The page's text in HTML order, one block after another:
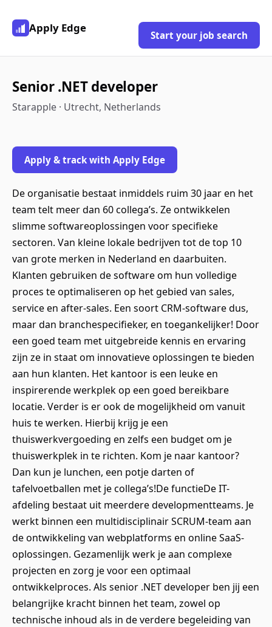
Apply Edge
Start your job search
Senior .NET developer
Starapple · Utrecht, Netherlands
Apply & track with Apply Edge
De organisatie bestaat inmiddels ruim 30 jaar en het
team telt meer dan 60 collega’s. Ze ontwikkelen
slimme softwareoplossingen voor specifieke
sectoren. Van kleine lokale bedrijven tot de top 10
van grote merken in Nederland en daarbuiten.
Klanten gebruiken de software om hun volledige
proces te optimaliseren op het gebied van sales,
service en after-sales. Een soort CRM-software dus,
maar dan branchespecifieker, en toegankelijker! Door
een goed team met uitgebreide kennis en ervaring
zijn ze in staat om innovatieve oplossingen te bieden
aan hun klanten. Het kantoor is een leuke en
inspirerende werkplek op een goed bereikbare
locatie. Verder is er ook de mogelijkheid om vanuit
huis te werken. Hierbij krijg je een
thuiswerkvergoeding en zelfs een budget om je
thuiswerkplek in te richten. Kom je naar kantoor?
Dan kun je lunchen, een potje darten of
tafelvoetballen met je collega’s!De functieDe IT-
afdeling bestaat uit meerdere developmentteams. Je
werkt binnen een multidisciplinair SCRUM-team aan
de ontwikkeling van webplatforms en online SaaS-
oplossingen. Gezamenlijk werk je aan complexe
projecten en zorg je voor een optimaal
ontwikkelproces. Als senior .NET developer ben jij een
belangrijke kracht binnen het team, zowel op
technische inhoud als in de verdere begeleiding van